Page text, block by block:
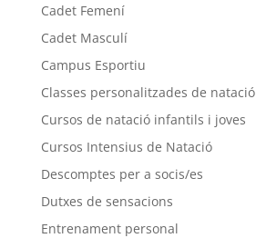
Cadet Femení
Cadet Masculí
Campus Esportiu
Classes personalitzades de natació
Cursos de natació infantils i joves
Cursos Intensius de Natació
Descomptes per a socis/es
Dutxes de sensacions
Entrenament personal